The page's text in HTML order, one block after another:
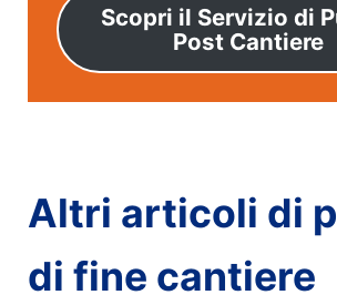
Scopri il Servizio di
Post Cantiere
Altri articoli di
di fine cantiere